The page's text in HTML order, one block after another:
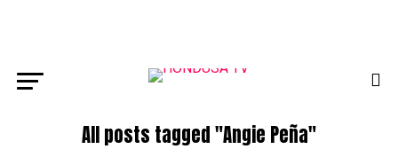
All posts tagged "Angie Peña"